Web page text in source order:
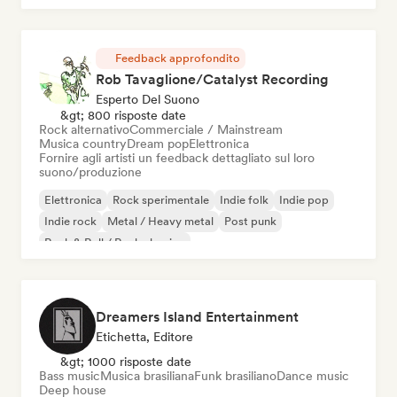
Feedback approfondito
Rob Tavaglione/Catalyst Recording
Esperto Del Suono
&gt; 800 risposte date
Rock alternativoCommerciale / Mainstream
Musica countryDream popElettronica
Fornire agli artisti un feedback dettagliato sul loro
suono/produzione
Elettronica Rock sperimentale Indie folk
Indie pop
Indie rock
Metal / Heavy metal
Post punk
Rock & Roll / Rock classico
Dreamers Island Entertainment
Etichetta, Editore
&gt; 1000 risposte date
Bass musicMusica brasilianaFunk brasilianoDance music
Deep house